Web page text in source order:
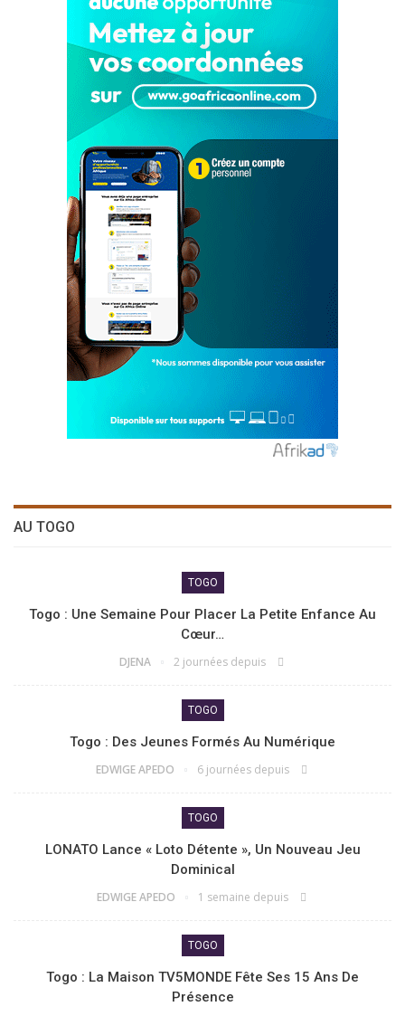
AU TOGO
TOGO
Togo : Une Semaine Pour Placer La Petite Enfance Au
Cœur…
DJENA 2 journées depuis
TOGO
Togo : Des Jeunes Formés Au Numérique
EDWIGE APEDO 6 journées depuis
TOGO
LONATO Lance « Loto Détente », Un Nouveau Jeu
Dominical
EDWIGE APEDO 1 semaine depuis
TOGO
Togo : La Maison TV5MONDE Fête Ses 15 Ans De
Présence